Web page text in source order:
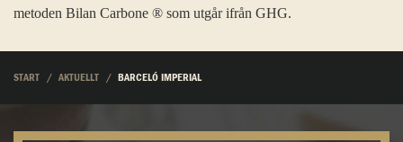
metoden Bilan Carbone ® som utgår ifrån GHG.
START AKTUELLT BARCELÓ IMPERIAL